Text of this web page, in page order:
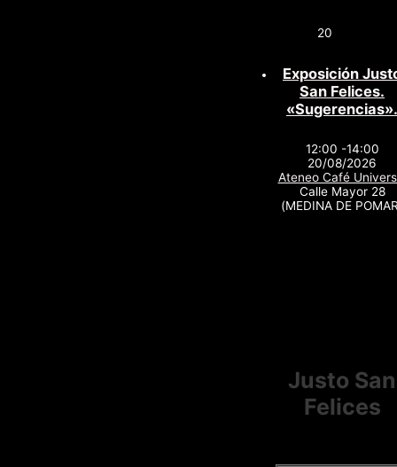
20
Exposición
San Felices.
«Sugerencias».
12:00 -14:00
20/08/2026
Ateneo Café
Calle Mayor 28
(MEDINA DE
Justo San
Felices